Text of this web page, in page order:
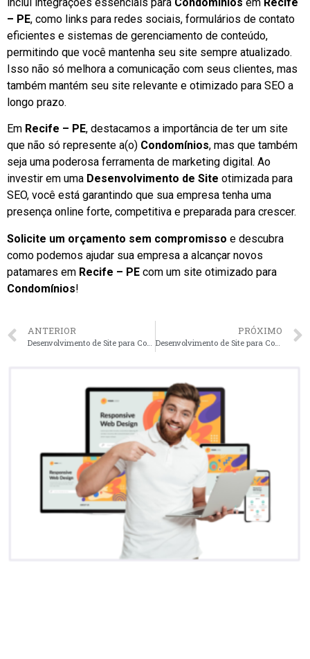
– PE, como links para redes sociais, formulários de contato
eficientes e sistemas de gerenciamento de conteúdo,
permitindo que você mantenha seu site sempre atualizado.
Isso não só melhora a comunicação com seus clientes, mas
também mantém seu site relevante e otimizado para SEO a
longo prazo.
Em Recife – PE, destacamos a importância de ter um site
que não só represente a(o) Condomínios, mas que também
seja uma poderosa ferramenta de marketing digital. Ao
investir em uma Desenvolvimento de Site otimizada para
SEO, você está garantindo que sua empresa tenha uma
presença online forte, competitiva e preparada para crescer.
Solicite um orçamento sem compromisso e descubra
como podemos ajudar sua empresa a alcançar novos
patamares em Recife – PE com um site otimizado para
Condomínios!
ANTERIOR PRÓXIMO
Desenvolvimento de Site para Condomínios em Fortaleza – CE faça seu orçamento